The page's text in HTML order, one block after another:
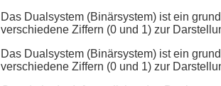
Das Dualsystem (Binärsystem) ist ein
verschiedene Ziffern (0 und 1) zur
Das Dualsystem (Binärsystem) ist ein
verschiedene Ziffern (0 und 1) zur